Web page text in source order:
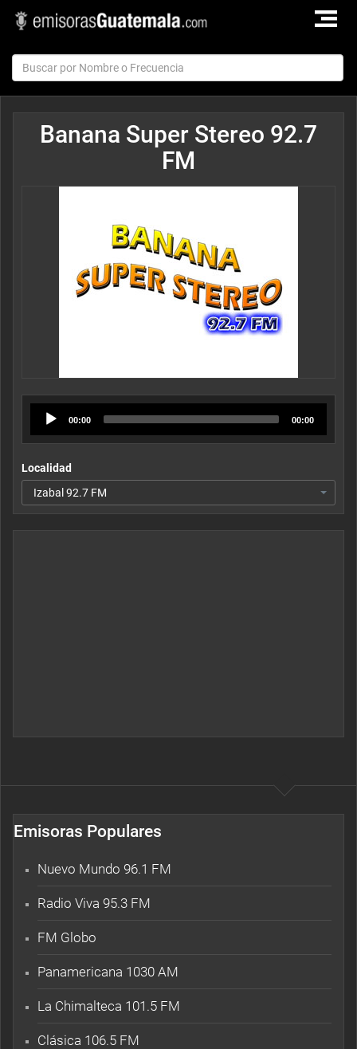
TOGGLE
Banana Super Stereo 92.7
FM
Player
00:00 00:00
Localidad
Izabal 92.7 FM
Emisoras Populares
Nuevo Mundo 96.1 FM
Radio Viva 95.3 FM
FM Globo
Panamericana 1030 AM
La Chimalteca 101.5 FM
Clásica 106.5 FM